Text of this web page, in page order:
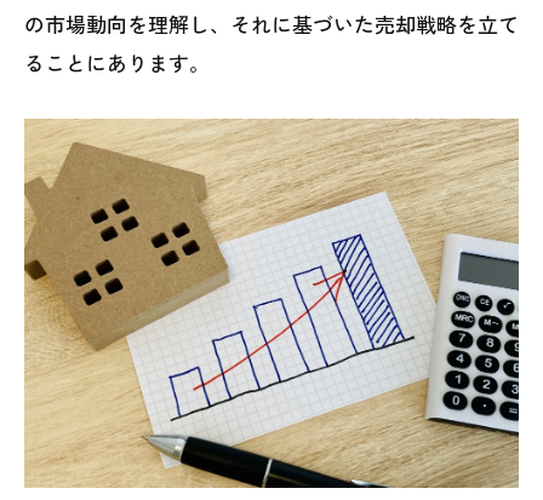
の市場動向を理解し、それに基づいた売却戦略を立て
ることにあります。